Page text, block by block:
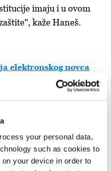
your personal data,
such as cookies to
your device in order to
imaju i u ovom
kaže Haneš.
elektronskog novca
kompanija
pozitivno i predstavlja
jednu vrstu nepoznanice.
će analizirati opcije i
prilagođavanju